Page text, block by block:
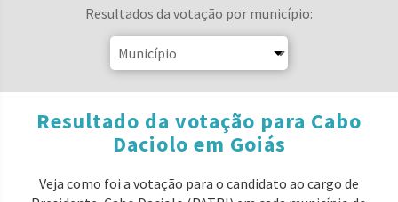
Resultados da votação por município:
Resultado da votação para Cabo
Daciolo em Goiás
Veja como foi a votação para o candidato ao cargo de